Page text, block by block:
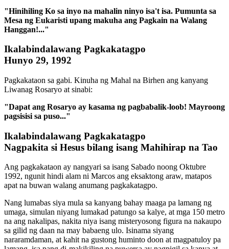
"Hinihiling Ko sa inyo na mahalin ninyo isa't isa. Pumunta sa
Mesa ng Eukaristi upang makuha ang Pagkain na Walang
Hanggan!..."
Ikalabindalawang Pagkakatagpo
Hunyo 29, 1992
Pagkakataon sa gabi. Kinuha ng Mahal na Birhen ang kanyang
Liwanag Rosaryo at sinabi:
"Dapat ang Rosaryo ay kasama ng pagbabalik-loob! Mayroong
pagsisisi sa puso..."
Ikalabindalawang Pagkakatagpo
Nagpakita si Hesus bilang isang Mahihirap na Tao
Ang pagkakataon ay nangyari sa isang Sabado noong Oktubre
1992, ngunit hindi alam ni Marcos ang eksaktong araw, matapos
apat na buwan walang anumang pagkakatagpo.
Nang lumabas siya mula sa kanyang bahay maaga pa lamang ng
umaga, simulan niyang lumakad patungo sa kalye, at mga 150 metro
na ang nakalipas, nakita niya isang misteryosong figura na nakaupo
sa gilid ng daan na may babaeng ulo. Isinama siyang
nararamdaman, at kahit na gustong huminto doon at magpatuloy pa